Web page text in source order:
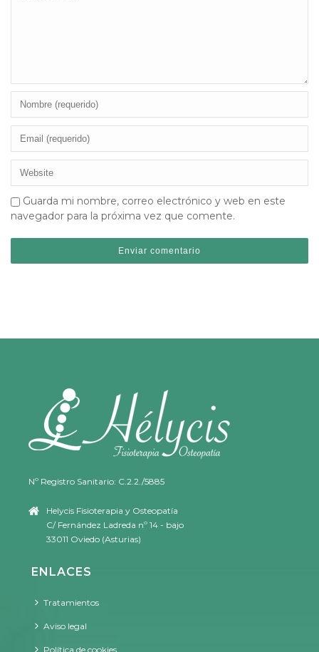
Guarda mi nombre, correo electrónico y web en este
navegador para la próxima vez que comente.
Nº Registro Sanitario: C.2.2./5885
Helycis Fisioterapia y Osteopatía
C/ Fernández Ladreda nº 14 - bajo
33011 Oviedo (Asturias)
ENLACES
Tratamientos
Aviso legal
Política de cookies